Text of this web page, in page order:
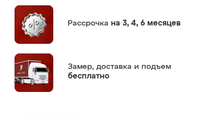
Рассрочка на 3, 4, 6 месяцев
Замер, доставка и подъем
бесплатно